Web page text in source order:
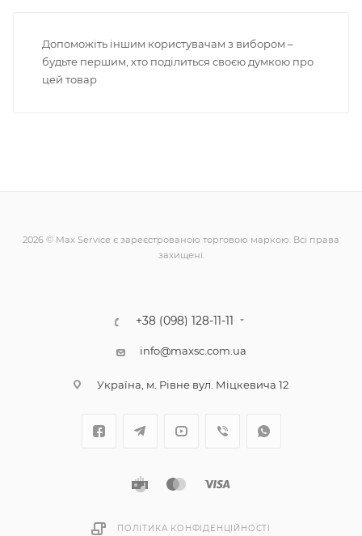
Допоможіть іншим користувачам з вибором –
будьте першим, хто поділиться своєю думкою про
цей товар
2026 © Max Service є зареєстрованою торговою маркою. Всі права
захищені.
+38 (098) 128-11-11
info@maxsc.com.ua
Українa, м. Рівне вул. Міцкевича 12
ПОЛІТИКА КОНФІДЕНЦІЙНОСТІ